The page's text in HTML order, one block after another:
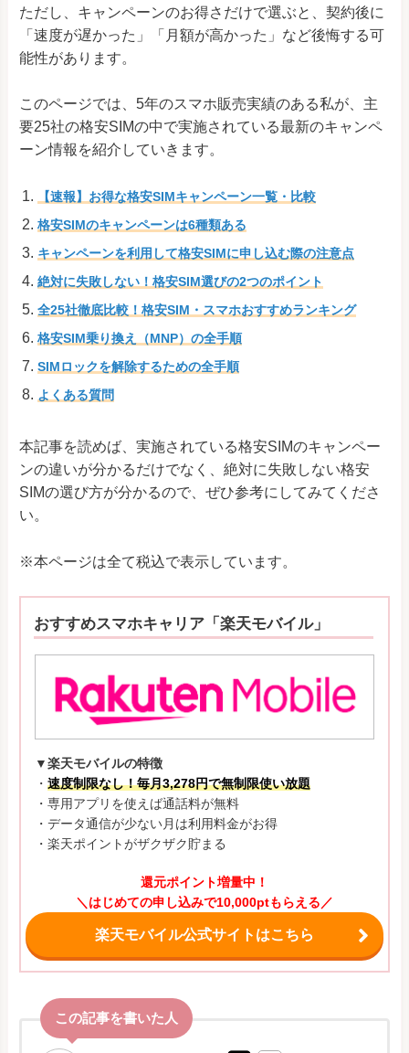
ただし、キャンペーンのお得さだけで選ぶと、契約後に
「速度が遅かった」「月額が高かった」など後悔する可
能性があります。
このページでは、5年のスマホ販売実績のある私が、主
要25社の格安SIMの中で実施されている最新のキャンペ
ーン情報を紹介していきます。
【速報】お得な格安SIMキャンペーン一覧・比較
格安SIMのキャンペーンは6種類ある
キャンペーンを利用して格安SIMに申し込む際の注意点
絶対に失敗しない！格安SIM選びの2つのポイント
全25社徹底比較！格安SIM・スマホおすすめランキング
格安SIM乗り換え（MNP）の全手順
SIMロックを解除するための全手順
よくある質問
本記事を読めば、実施されている格安SIMのキャンペー
ンの違いが分かるだけでなく、絶対に失敗しない格安
SIMの選び方が分かるので、ぜひ参考にしてみてくださ
い。
※本ページは全て税込で表示しています。
おすすめスマホキャリア「楽天モバイル」
▼楽天モバイルの特徴
・ 速度制限なし！毎月3,278円で無制限使い放題
・専用アプリを使えば通話料が無料
・データ通信が少ない月は利用料金がお得
・楽天ポイントがザクザク貯まる
還元ポイント増量中！
＼はじめての申し込みで10,000ptもらえる／
楽天モバイル公式サイトはこちら